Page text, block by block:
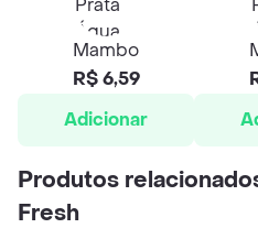
Mambo
R$ 6,59
Adicionar
Produtos
Fresh